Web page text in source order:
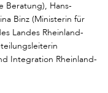
Beratung), Hans-
Binz (Ministerin für
Landes Rheinland-
Integration Rheinland-